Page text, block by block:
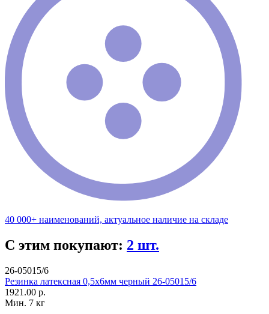
40 000+ наименований, актуальное наличие на складе
С этим покупают: 2 шт.
26-05015/6
Резинка латексная 0,5х6мм черный 26-05015/6
1921.00 р.
Мин. 7 кг